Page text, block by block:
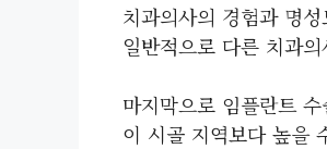
치과의사의 경험과 명
일반적으로 다른 치과
마지막으로 임플란트
이 시골 지역보다 높을